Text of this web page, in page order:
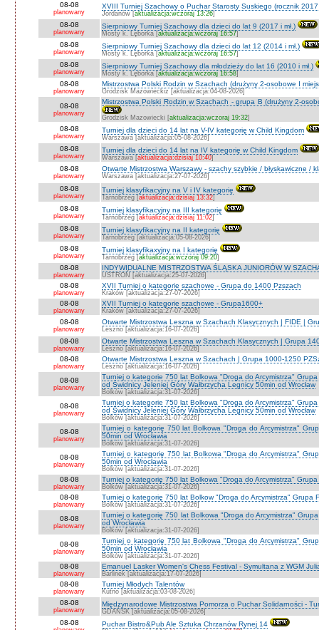
08-08
planowany
XVIII Turniej Szachowy o Puchar Starosty Suskiego (rocznik 2017
Jordanów [aktualizacja:wczoraj 13:26]
08-08
planowany
Sierpniowy Turniej Szachowy dla dzieci do lat 9 (2017 i mł.)
Mosty k. Lęborka [aktualizacja:wczoraj 16:57]
08-08
planowany
Sierpniowy Turniej Szachowy dla dzieci do lat 12 (2014 i mł.)
Mosty k. Lęborka [aktualizacja:wczoraj 16:57]
08-08
planowany
Sierpniowy Turniej Szachowy dla młodzieży do lat 16 (2010 i mł.)
Mosty k. Lęborka [aktualizacja:wczoraj 16:58]
08-08
planowany
Mistrzostwa Polski Rodzin w Szachach (drużyny 2-osobowe I
Grodzisk Mazowieckiz [aktualizacja:04-08-2026]
08-08
planowany
Mistrzostwa Polski Rodzin w Szachach - grupa B (drużyny 2-
Grodzisk Mazowiecki [aktualizacja:wczoraj 19:32]
08-08
planowany
Turniej dla dzieci do 14 lat na V-IV kategorię w Child Kingdom
Warszawa [aktualizacja:05-08-2026]
08-08
planowany
Turniej dla dzieci do 14 lat na IV kategorię w Child Kingdom
Warszawa [aktualizacja:dzisiaj 10:40]
08-08
planowany
Otwarte Mistrzostwa Warszawy - szachy szybkie / błyskawiczne /
Warszawa [aktualizacja:27-07-2026]
08-08
planowany
Turniej klasyfikacyjny na V i IV kategorię
Tarnobrzeg [aktualizacja:dzisiaj 13:32]
08-08
planowany
Turniej klasyfikacyjny na III kategorię
Tarnobrzeg [aktualizacja:dzisiaj 11:02]
08-08
planowany
Turniej klasyfikacyjny na II kategorię
Tarnobrzeg [aktualizacja:05-08-2026]
08-08
planowany
Turniej klasyfikaxyjny na I kategorię
Tarnobrzeg [aktualizacja:wczoraj 09:20]
08-08
planowany
INDYWIDUALNE MISTRZOSTWA ŚLĄSKA JUNIORÓW W
USTROŃ [aktualizacja:25-07-2026]
08-08
planowany
XVII Turniej o kategorie szachowe - Grupa do 1400 Pzszach
Kraków [aktualizacja:27-07-2026]
08-08
planowany
XVII Turniej o kategorie szachowe - Grupa1600+
Kraków [aktualizacja:27-07-2026]
08-08
planowany
Otwarte Mistrzostwa Leszna w Szachach Klasycznych | FIDE |
Leszno [aktualizacja:16-07-2026]
08-08
planowany
Otwarte Mistrzostwa Leszna w Szachach Klasycznych | Grupa
Leszno [aktualizacja:16-07-2026]
08-08
planowany
Otwarte Mistrzostwa Leszna w Szachach | Grupa 1000-1250
Leszno [aktualizacja:16-07-2026]
08-08
planowany
Turniej o kategorie 750 lat Bolkowa "Droga do Arcymistrza"
od Świdnicy Jeleniej Góry Wałbrzycha Legnicy 50min od Wrocław
Bolków [aktualizacja:31-07-2026]
08-08
planowany
Turniej o kategorie 750 lat Bolkowa "Droga do Arcymistrza"
od Świdnicy Jeleniej Góry Wałbrzycha Legnicy 50min od Wrocław
Bolków [aktualizacja:31-07-2026]
08-08
planowany
Turniej o kategorię 750 lat Bolkowa "Droga do Arcymistrza"
50min od Wrocławia
Bolków [aktualizacja:31-07-2026]
08-08
planowany
Turniej o kategorię 750 lat Bolkowa "Droga do Arcymistrza"
50min od Wrocławia
Bolków [aktualizacja:31-07-2026]
08-08
planowany
Turniej o kategorię 750 lat Bolkowa "Droga do Arcymistrza"
Bolków [aktualizacja:31-07-2026]
08-08
planowany
Turniej o kategorię 750 lat Bolkow "Droga do Arcymistrza" Grupa
Bolków [aktualizacja:31-07-2026]
08-08
planowany
Turniej o kategorię 750 lat Bolkowa "Droga do Arcymistrza"
od Wrocławia
Bolków [aktualizacja:31-07-2026]
08-08
planowany
Turniej o kategorię 750 lat Bolkowa "Droga do Arcymistrza"
50min od Wrocławia
Bolków [aktualizacja:31-07-2026]
08-08
planowany
Emanuel Lasker Women's Chess Festival - Symultana z WGM
Barlinek [aktualizacja:17-07-2026]
08-08
planowany
Turniej Młodych Talentów
Kutno [aktualizacja:03-08-2026]
08-08
planowany
Międzynarodowe Mistrzostwa Pomorza o Puchar Solidarności -
GDAŃSK [aktualizacja:05-08-2026]
08-08 Puchar Bistro&Pub Ale Sztuka Chrzanów Rynej 14